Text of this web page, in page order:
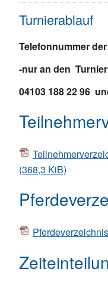
Turnierablauf
Telefonnummer
-nur an den
04103 188 22 96
(368,3 KiB)